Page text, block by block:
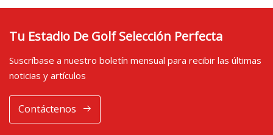
Tu Estadio De Golf Selección Perfecta
Suscríbase a nuestro boletín mensual para recibir las últimas
noticias y artículos
Contáctenos